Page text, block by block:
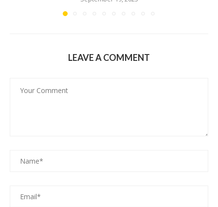
LEAVE A COMMENT